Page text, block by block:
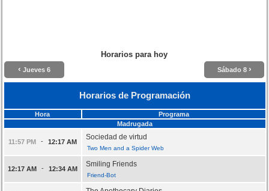
Horarios para hoy
‹ Jueves 6 Sábado 8 ›
Horarios de Programación
Hora
Programa
Madrugada
11:57 PM - 12:17 AM
Sociedad de virtud
Two Men and a Spider Web
12:17 AM - 12:34 AM
Smiling Friends
Friend-Bot